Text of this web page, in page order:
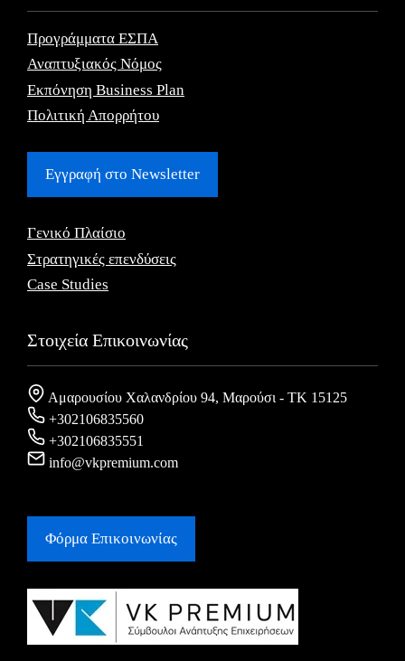
Προγράμματα ΕΣΠΑ
Αναπτυξιακός Νόμος
Εκπόνηση Business Plan
Πολιτική Απορρήτου
Εγγραφή στο Newsletter
Γενικό Πλαίσιο
Στρατηγικές επενδύσεις
Case Studies
Στοιχεία Επικοινωνίας
Αμαρουσίου Χαλανδρίου 94, Μαρούσι - ΤΚ 15125
+302106835560
+302106835551
info@vkpremium.com
Φόρμα Eπικοινωνίας